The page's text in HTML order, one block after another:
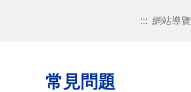
::: 網站導覽
常見問題